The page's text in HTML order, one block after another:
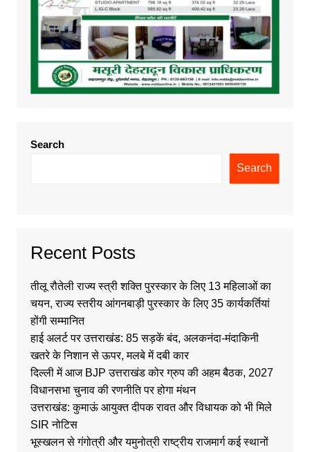
Search
Search
Recent Posts
तीलू रौतेली राज्य स्त्री शक्ति पुरस्कार के लिए 13 महिलाओं का
चयन, राज्य स्तरीय आंगनबाड़ी पुरस्कार के लिए 35 कार्यकर्तियां
होंगी सम्मानित
हाई अलर्ट पर उत्तराखंड: 85 सड़कें बंद, अलकनंदा-मंदाकिनी
खतरे के निशान से ऊपर, मलबे में दबी कार
दिल्ली में आज BJP उत्तराखंड कोर ग्रुप की अहम बैठक, 2027
विधानसभा चुनाव की रणनीति पर होगा मंथन
उत्तराखंड: कुमाऊं आयुक्त दीपक रावत और विधायक को भी मिले
SIR नोटिस
भूस्खलन से गंगोत्री और यमुनोत्री राष्ट्रीय राजमार्ग कई स्थानों